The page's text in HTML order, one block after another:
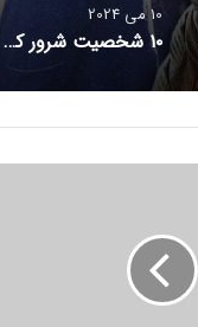
10 می 2024
۱۰ شخصیت شرور که طرفداران دوست دارند در ددپول و ولورین ببینند